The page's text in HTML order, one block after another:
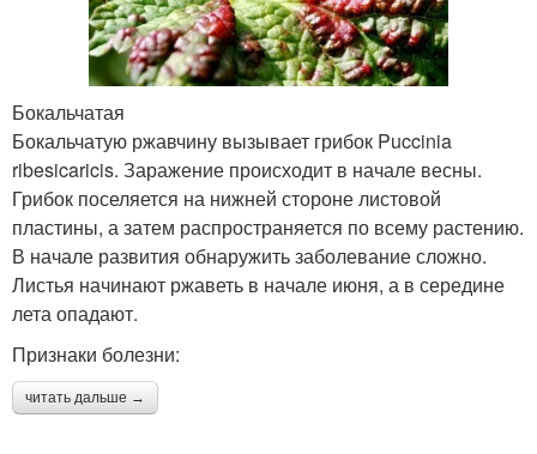
Бокальчатая
Бокальчатую ржавчину вызывает грибок Puccinia
ribesicaricis. Заражение происходит в начале весны.
Грибок поселяется на нижней стороне листовой
пластины, а затем распространяется по всему растению.
В начале развития обнаружить заболевание сложно.
Листья начинают ржаветь в начале июня, а в середине
лета опадают.
Признаки болезни:
читать дальше →